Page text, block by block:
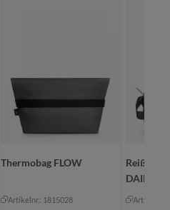
Thermobag FLOW
Artikelnr.: 1815028
DAILY
Artikelnr.: